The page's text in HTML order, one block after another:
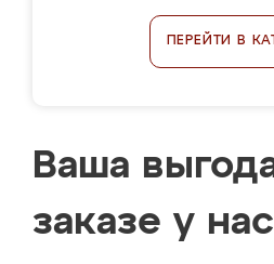
ПЕРЕЙТИ В
Ваша
заказе у нас